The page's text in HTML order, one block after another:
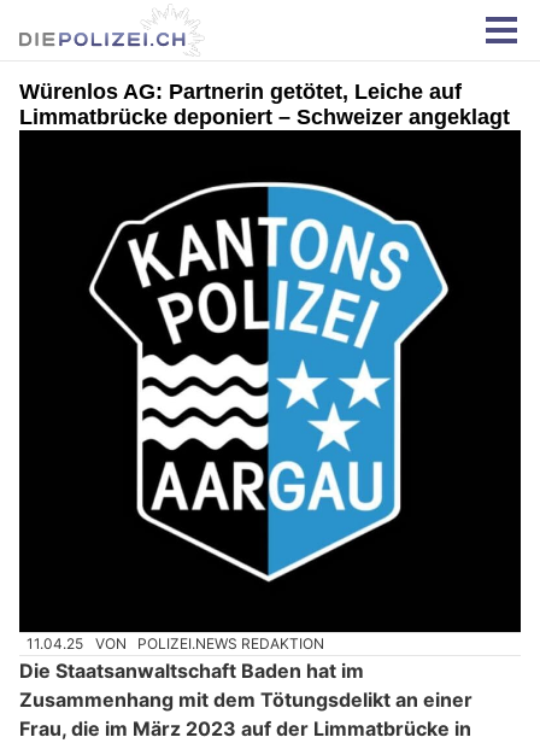
Würenlos AG: Partnerin getötet, Leiche auf
Limmatbrücke deponiert – Schweizer angeklagt
11.04.25 VON POLIZEI.NEWS REDAKTION
Die Staatsanwaltschaft Baden hat im
Zusammenhang mit dem Tötungsdelikt an einer
Frau, die im März 2023 auf der Limmatbrücke in